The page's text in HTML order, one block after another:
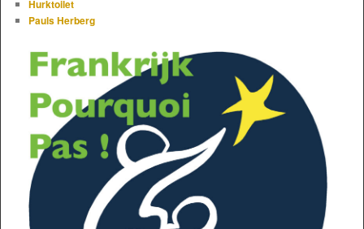
Hurktoilet
Pauls Herberg